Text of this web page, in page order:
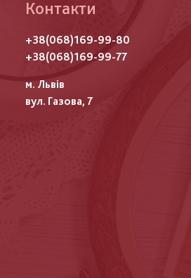
Контакти
+38(068)169-99-80
+38(068)169-99-77
м. Львів
вул. Газова, 7